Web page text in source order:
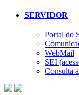
SERVIDOR
Portal do
WebMail
SEI
Consulta